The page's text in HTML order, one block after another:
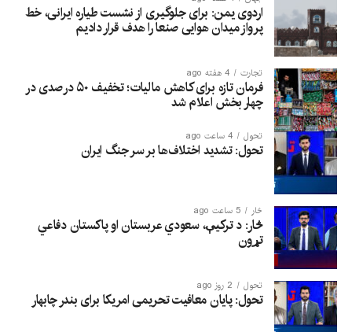
اردوی یمن: برای جلوگیری از نشست طیاره ایرانی، خط
پرواز میدان هوایی صنعا را هدف قرار دادیم
تجارت 4 هفته ago
فرمان تازه برای کاهش مالیات؛ تخفیف ۵۰ درصدی در
چهار بخش اعلام شد
تحول 4 ساعت ago
تحول: تشدید اختلاف‌ها بر سر جنگ ایران
څار 5 ساعت ago
څار: د ترکیې، سعودي عربستان او پاکستان دفاعي
تړون
تحول 2 روز ago
تحول: پایان معافیت تحریمی امریکا برای بندر چابهار